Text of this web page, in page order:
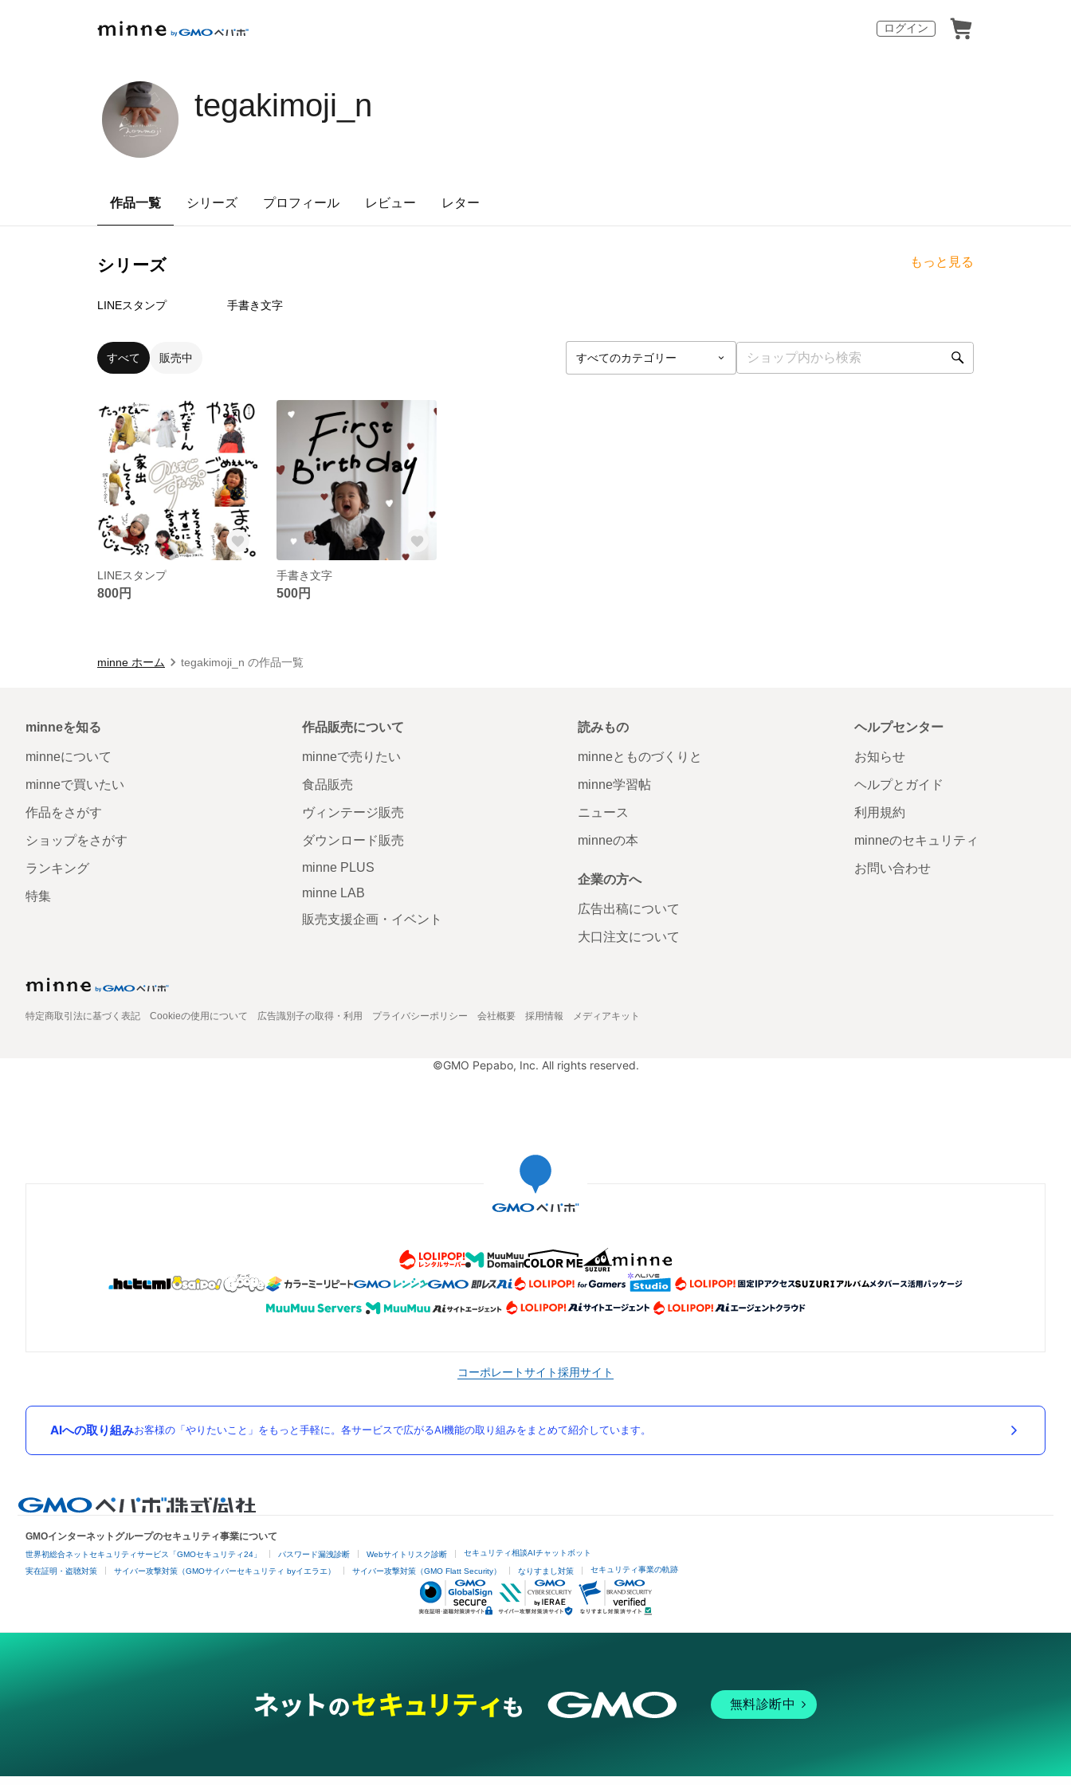
ログイン
tegakimoji_n
作品一覧 シリーズ プロフィール レビュー レター
シリーズ もっと見る
LINEスタンプ 手書き文字
すべて 販売中
LINEスタンプ
800円
手書き文字
500円
minne ホーム tegakimoji_n の作品一覧
minneを知る
minneについて
minneで買いたい
作品をさがす
ショップをさがす
ランキング
特集
作品販売について
minneで売りたい
食品販売
ヴィンテージ販売
ダウンロード販売
minne PLUS
minne LAB
販売支援企画・イベント
読みもの
minneとものづくりと
minne学習帖
ニュース
minneの本
企業の方へ
広告出稿について
大口注文について
ヘルプセンター
お知らせ
ヘルプとガイド
利用規約
minneのセキュリティ
お問い合わせ
特定商取引法に基づく表記 Cookieの使用について 広告識別子の取得・利用 プライバシーポリシー 会社概要 採用情報 メディアキット
©GMO Pepabo, Inc. All rights reserved.
コーポレートサイト採用サイト
AIへの取り組みお客様の「やりたいこと」をもっと手軽に。各サービスで広がるAI機能の取り組みをまとめて紹介しています。
GMOインターネットグループのセキュリティ事業について
世界初総合ネットセキュリティサービス「GMOセキュリティ24」 パスワード漏洩診断 Webサイトリスク診断 セキュリティ相談AIチャットボット
実在証明・盗聴対策 サイバー攻撃対策（GMOサイバーセキュリティ byイエラエ） サイバー攻撃対策（GMO Flatt Security） なりすまし対策 セキュリティ事業の軌跡
無料診断中